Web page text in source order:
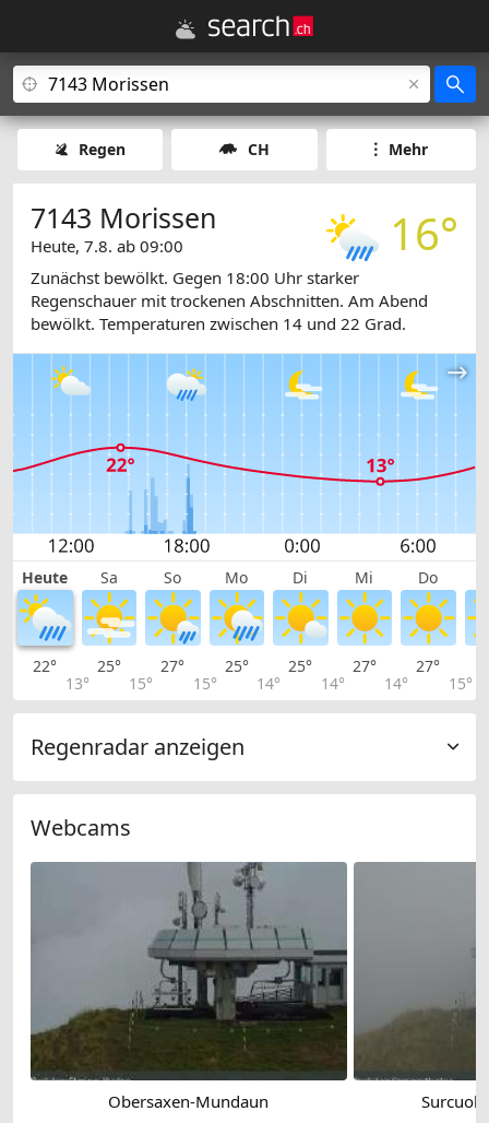
Regen CH Mehr
16°
7143 Morissen
Heute, 7.8. ab 09:00
Zunächst bewölkt. Gegen 18:00 Uhr starker
Regenschauer mit trockenen Abschnitten. Am Abend
bewölkt. Temperaturen zwischen 14 und 22 Grad.
Heute Sa So Mo Di Mi Do
22°
13°
25°
15°
27°
15°
25°
14°
25°
14°
27°
14°
27°
15°
Regenradar anzeigen
Webcams
Obersaxen-Mundaun